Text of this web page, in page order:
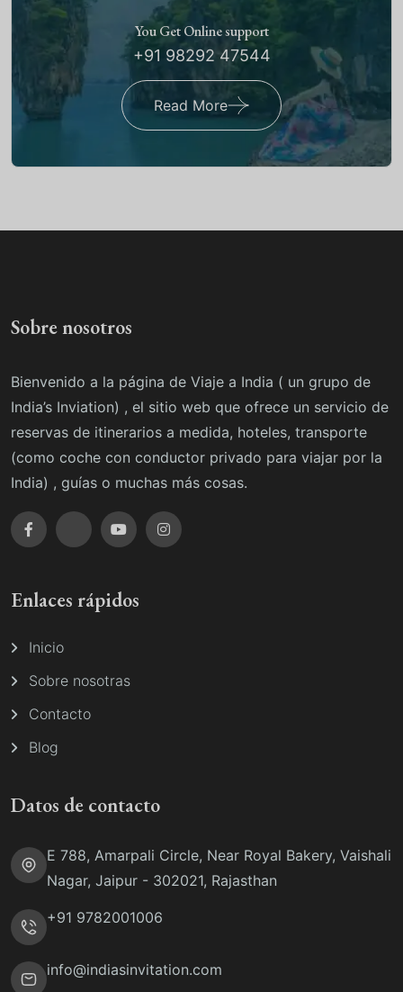
You Get Online support
+91 98292 47544
Read More
Sobre nosotros
Bienvenido a la página de Viaje a India ( un grupo de
India’s Inviation) , el sitio web que ofrece un servicio de
reservas de itinerarios a medida, hoteles, transporte
(como coche con conductor privado para viajar por la
India) , guías o muchas más cosas.
Enlaces rápidos
Inicio
Sobre nosotras
Contacto
Blog
Datos de contacto
E 788, Amarpali Circle, Near Royal Bakery, Vaishali
Nagar, Jaipur - 302021, Rajasthan
+91 9782001006
info@indiasinvitation.com